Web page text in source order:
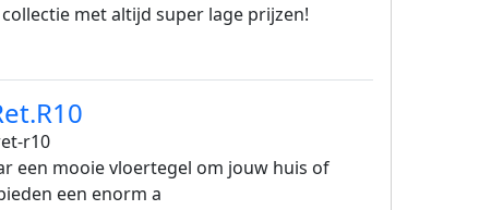
met altijd super lage prijzen!
r10
een mooie vloertegel om jouw huis of
een enorm a